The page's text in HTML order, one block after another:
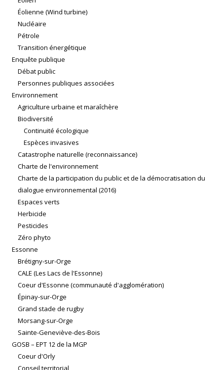
Éolienne (Wind turbine)
Nucléaire
Pétrole
Transition énergétique
Enquête publique
Débat public
Personnes publiques associées
Environnement
Agriculture urbaine et maraîchère
Biodiversité
Continuité écologique
Espèces invasives
Catastrophe naturelle (reconnaissance)
Charte de l'environnement
Charte de la participation du public et de la démocratisation du
dialogue environnemental (2016)
Espaces verts
Herbicide
Pesticides
Zéro phyto
Essonne
Brétigny-sur-Orge
CALE (Les Lacs de l'Essonne)
Coeur d'Essonne (communauté d'agglomération)
Épinay-sur-Orge
Grand stade de rugby
Morsang-sur-Orge
Sainte-Geneviève-des-Bois
GOSB – EPT 12 de la MGP
Coeur d'Orly
Conseil territorial